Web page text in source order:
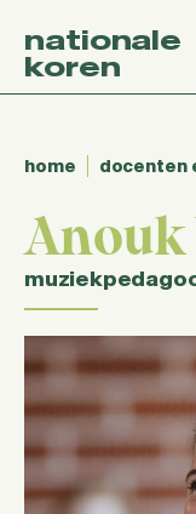
nationale
koren
home docenten
Anouk